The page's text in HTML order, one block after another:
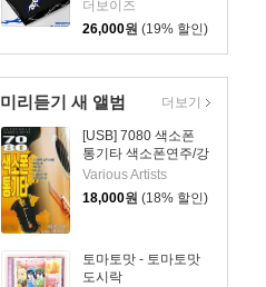
[Flow Ver.]
더보이즈
26,000원 (19% 할인)
미리듣기 새 앨범
[USB] 7080 색소폰
통기타 색소폰연주/강
승용
Various Artists
18,000원 (18% 할인)
토마토맛 - 토마토맛
도시락
더보기